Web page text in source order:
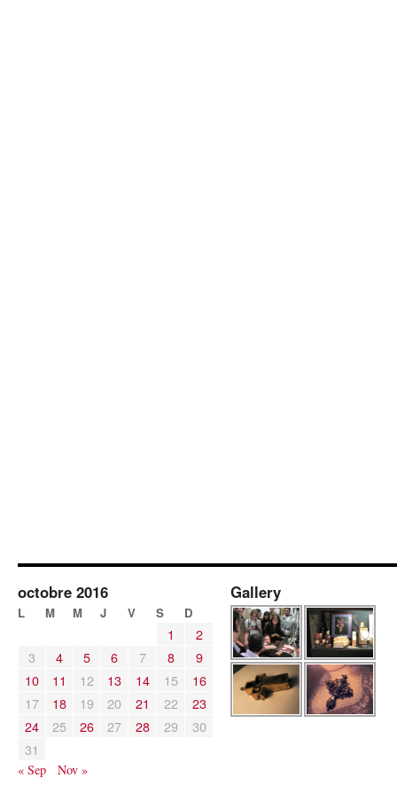
octobre 2016
L M M J V S D
1
2
3
4 5 6 7 8
9
10
11 12 13 14 15
16
17
18 19 20 21 22
23
24
25 26 27 28 29
30
31
« Sep Nov »
Gallery